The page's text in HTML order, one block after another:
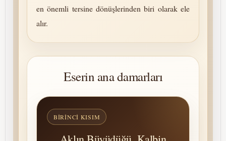
en önemli tersine dönüşlerinden biri olarak ele
alır.
Eserin ana damarları
BIRINCI KISIM